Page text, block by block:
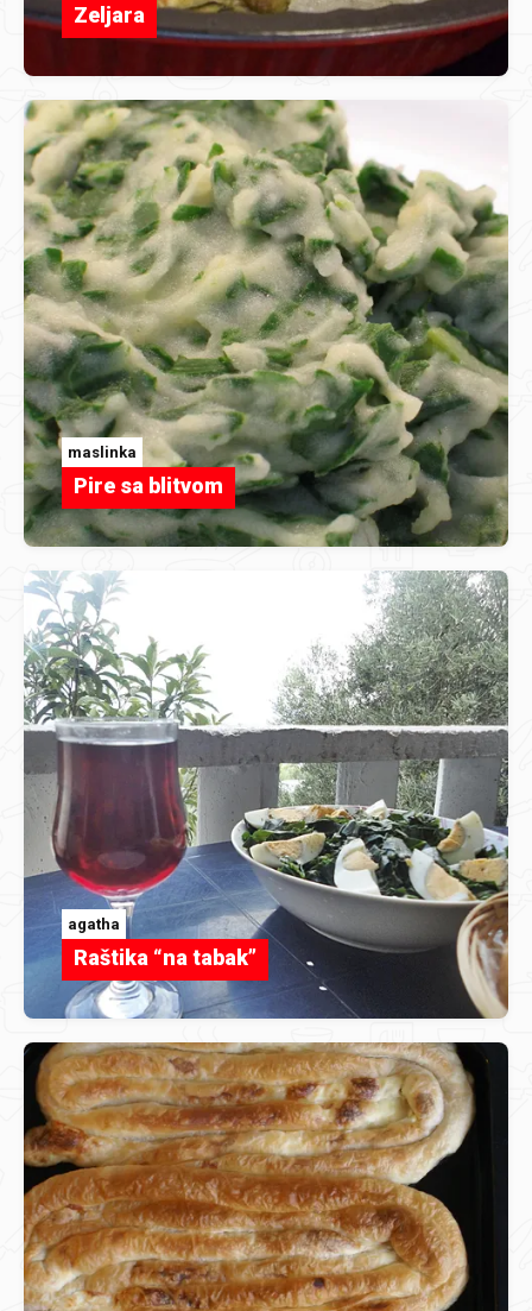
Zeljara
maslinka
Pire sa blitvom
agatha
Raštika “na tabak”